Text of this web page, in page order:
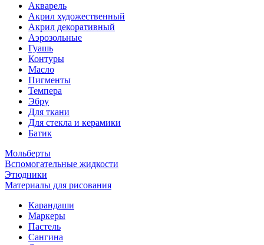
Акварель
Акрил художественный
Акрил декоративный
Аэрозольные
Гуашь
Контуры
Масло
Пигменты
Темпера
Эбру
Для ткани
Для стекла и керамики
Батик
Мольберты
Вспомогательные жидкости
Этюдники
Материалы для рисования
Карандаши
Маркеры
Пастель
Сангина